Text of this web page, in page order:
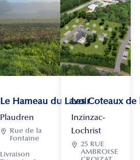
Le Hameau du Lavoir
Plaudren

Rue de la
Fontaine
Livraison
Les Coteaux
Inzinzac-
Lochrist
 25 RUE
AMBROISE